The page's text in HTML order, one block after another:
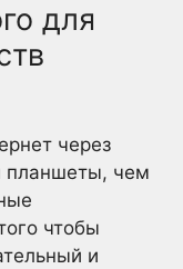
для
через
планшеты, чем
чтобы
и